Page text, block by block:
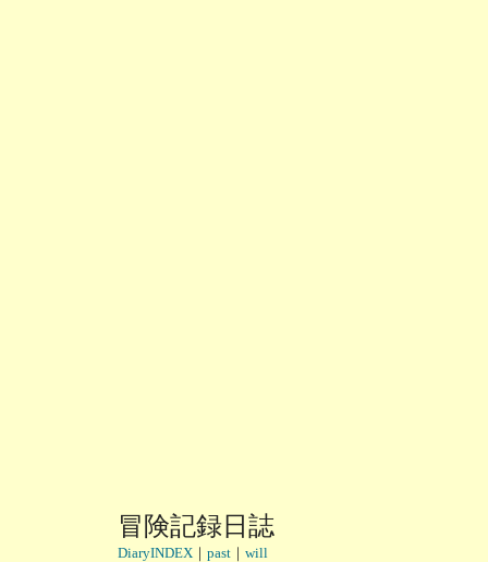
冒険記録日誌
DiaryINDEX｜ past｜ will